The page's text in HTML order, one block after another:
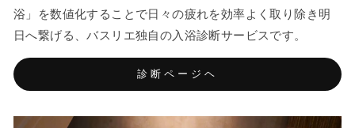
浴」を数値化することで日々の疲れを効率よく取り除き明
日へ繋げる、バスリエ独自の入浴診断サービスです。
診断ページヘ